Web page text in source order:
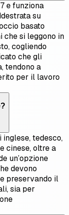
e funziona
su
basato
che si leggono in
cogliendo
che gli
tendono a
per il lavoro
tedesco,
cinese, oltre a
un’opzione
devono
preservando il
sia per